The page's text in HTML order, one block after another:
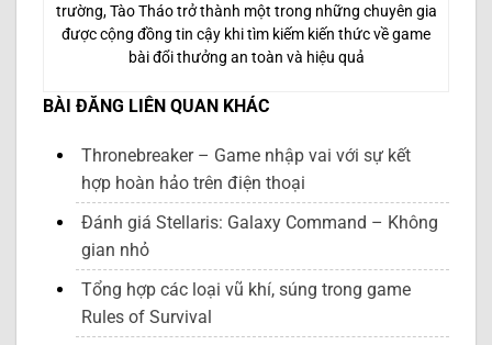
trường, Tào Tháo trở thành một trong những chuyên gia
được cộng đồng tin cậy khi tìm kiếm kiến thức về game
bài đổi thưởng an toàn và hiệu quả
BÀI ĐĂNG LIÊN QUAN KHÁC
Thronebreaker – Game nhập vai với sự kết
hợp hoàn hảo trên điện thoại
Đánh giá Stellaris: Galaxy Command – Không
gian nhỏ
Tổng hợp các loại vũ khí, súng trong game
Rules of Survival